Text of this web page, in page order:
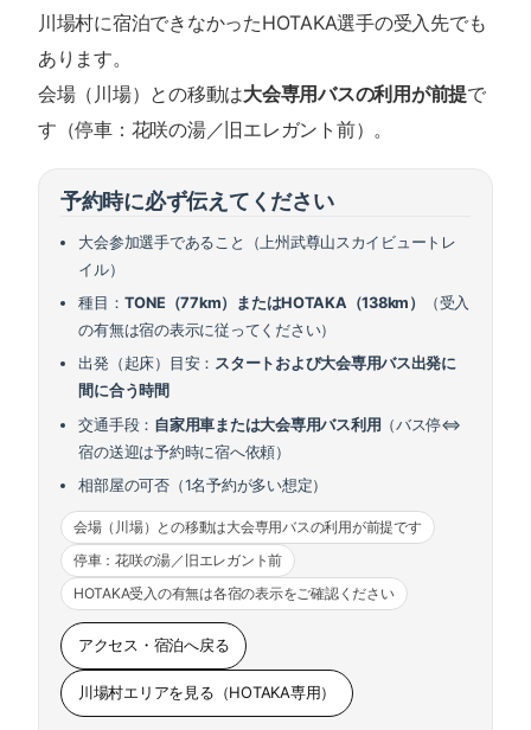
川場村に宿泊できなかったHOTAKA選手の受入先でも
あります。
会場（川場）との移動は大会専用バスの利用が前提で
す（停車：花咲の湯／旧エレガント前）。
予約時に必ず伝えてください
大会参加選手であること（上州武尊山スカイビュートレ
イル）
種目： TONE（77km）またはHOTAKA（138km）
（受入
の有無は宿の表示に従ってください）
出発（起床）目安： スタートおよび大会専用バス出発に
間に合う時間
交通手段： 自家用車または大会専用バス利用 （バス停⇔
宿の送迎は予約時に宿へ依頼）
相部屋の可否（1名予約が多い想定）
会場（川場）との移動は大会専用バスの利用が前提です
停車：花咲の湯／旧エレガント前
HOTAKA受入の有無は各宿の表示をご確認ください
アクセス・宿泊へ戻る
川場村エリアを見る（HOTAKA専用）